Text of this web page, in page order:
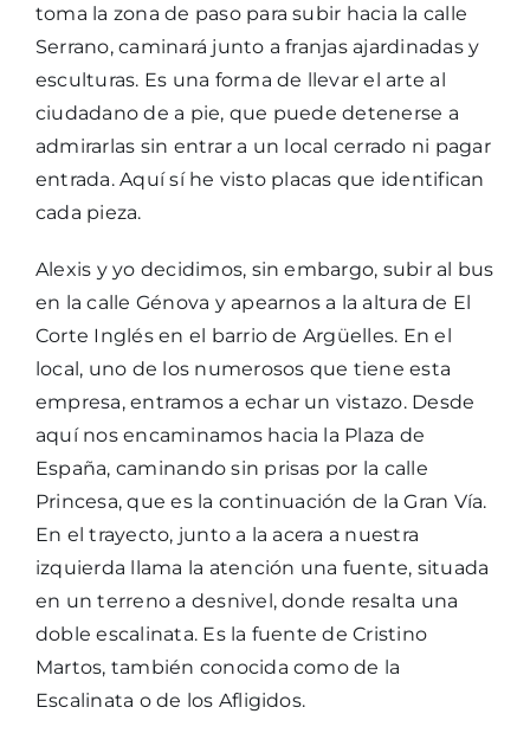
toma la zona de paso para subir hacia la calle
Serrano, caminará junto a franjas ajardinadas y
esculturas. Es una forma de llevar el arte al
ciudadano de a pie, que puede detenerse a
admirarlas sin entrar a un local cerrado ni pagar
entrada. Aquí sí he visto placas que identifican
cada pieza.
Alexis y yo decidimos, sin embargo, subir al bus
en la calle Génova y apearnos a la altura de El
Corte Inglés en el barrio de Argüelles. En el
local, uno de los numerosos que tiene esta
empresa, entramos a echar un vistazo. Desde
aquí nos encaminamos hacia la Plaza de
España, caminando sin prisas por la calle
Princesa, que es la continuación de la Gran Vía.
En el trayecto, junto a la acera a nuestra
izquierda llama la atención una fuente, situada
en un terreno a desnivel, donde resalta una
doble escalinata. Es la fuente de Cristino
Martos, también conocida como de la
Escalinata o de los Afligidos.